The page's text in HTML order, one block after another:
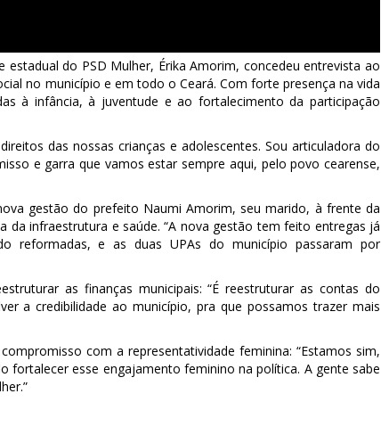
do PSD Mulher, Érika Amorim, concedeu entrevista ao
no município e em todo o Ceará. Com forte presença na vida
à infância, à juventude e ao fortalecimento da participação
das nossas crianças e adolescentes. Sou articuladora do
e garra que vamos estar sempre aqui, pelo povo cearense,
gestão do prefeito Naumi Amorim, seu marido, à frente da
da infraestrutura e saúde. “A nova gestão tem feito entregas já
reformadas, e as duas UPAs do município passaram por
as finanças municipais: “É reestruturar as contas do
a credibilidade ao município, pra que possamos trazer mais
com a representatividade feminina: “Estamos sim,
fortalecer esse engajamento feminino na política. A gente sabe